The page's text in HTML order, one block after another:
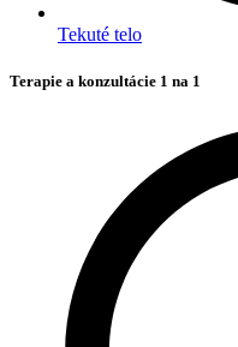
Tekuté telo
Terapie a konzultácie 1 na 1